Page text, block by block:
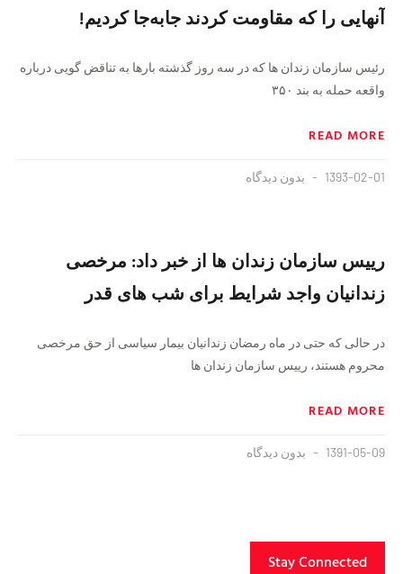
آنهایی را که مقاومت کردند جابه‌جا کردیم!
رئیس سازمان زندان ها که در سه روز گذشته بارها به تناقض گویی درباره
واقعه حمله به بند ۳۵۰
READ MORE
1393-02-01 بدون دیدگاه
رییس سازمان زندان ها از خبر داد: مرخصی
زندانیان واجد شرایط برای شب های قدر
در حالی که حتی در ماه رمضان زندانیان بیمار سیاسی از حق مرخصی
محروم هستند، رییس سازمان زندان ها
READ MORE
1391-05-09 بدون دیدگاه
Stay Connected